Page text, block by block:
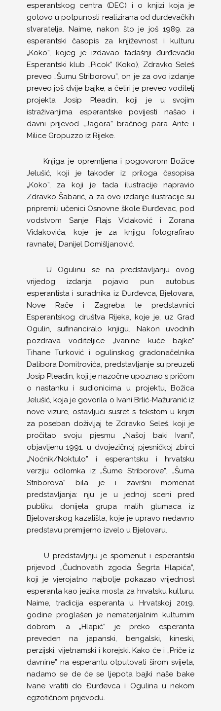
esperantskog centra (DEC) i o knjizi koja je
gotovo u potpunosti realizirana od đurđevačkih
stvaratelja. Naime, nakon što je još 1989. za
esperantski časopis za književnost i kulturu
„Koko”, kojeg je izdavao tadašnji đurđevački
Esperantski klub „Picok” (Koko), Zdravko Seleš
preveo „Šumu Striborovu”, on je za ovo izdanje
preveo još dvije bajke, a četiri je preveo voditelj
projekta Josip Pleadin, koji je u svojim
istraživanjima esperantske povijesti našao i
davni prijevod „Jagora” bračnog para Ante i
Milice Gropuzzo iz Rijeke.
Knjiga je opremljena i pogovorom Božice
Jelušić, koji je također iz priloga časopisa
„Koko”, za koji je tada ilustracije napravio
Zdravko Šabarić, a za ovo izdanje ilustracije su
pripremili učenici Osnovne škole Đurđevac, pod
vodstvom Sanje Flajs Vidaković i Zorana
Vidakovića, koje je za knjigu fotografirao
ravnatelj Danijel Domišljanović.
U Ogulinu se na predstavljanju ovog
vrijedog izdanja pojavio pun autobus
esperantista i suradnika iz Đurđevca, Bjelovara,
Nove Rače i Zagreba te predstavnici
Esperantskog društva Rijeka, koje je, uz Grad
Ogulin, sufinanciralo knjigu. Nakon uvodnih
pozdrava voditeljice „Ivanine kuće bajke”
Tihane Turković i ogulinskog gradonačelnika
Dalibora Domitrovića, predstavljanje su preuzeli
Josip Pleadin, koji je nazočne upoznao s pričom
o nastanku i sudionicima u projektu, Božica
Jelušić, koja je govorila o Ivani Brlić-Mažuranić iz
nove vizure, ostavljući susret s tekstom u knjizi
za poseban doživljaj te Zdravko Seleš, koji je
pročitao svoju pjesmu „Našoj baki Ivani”,
objavljenu 1991. u dvojezičnoj pjesničkoj zbirci
„Noćnik/Noktulo” i esperantsku i hrvatsku
verziju odlomka iz „Šume Striborove”. „Šuma
Striborova” bila je i završni momenat
predstavljanja: nju je u jednoj sceni pred
publiku donijela grupa malih glumaca iz
Bjelovarskog kazališta, koje je upravo nedavno
predstavu premijerno izvelo u Bjelovaru.
U predstavljnju je spomenut i esperantski
prijevod „Čudnovatih zgoda Šegrta Hlapića”,
koji je vjerojatno najbolje pokazao vrijednost
esperanta kao jezika mosta za hrvatsku kulturu.
Naime, tradicija esperanta u Hrvatskoj 2019.
godine proglašen je nematerijalnim kulturnim
dobrom, a „Hlapić” je preko esperanta
preveden na japanski, bengalski, kineski,
perzijski, vijetnamski i korejski. Kako će i „Priče iz
davnine” na esperantu otputovati širom svijeta,
nadamo se de će se ljepota bajki naše bake
Ivane vratiti do Đurđevca i Ogulina u nekom
egzotičnom prijevodu.